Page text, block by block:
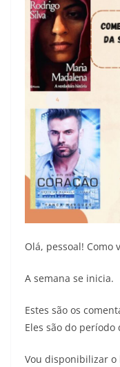
Olá, pessoal! Como
A semana se inicia.
Estes são os
Eles são do período
Vou disponibilizar